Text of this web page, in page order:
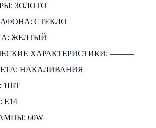
ЗОЛОТО
СТЕКЛО
ЖЕЛТЫЙ
ХАРАКТЕРИСТИКИ: ―――
НАКАЛИВАНИЯ
1ШТ
60W